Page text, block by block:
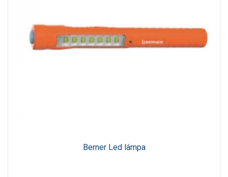
Berner Led lámpa